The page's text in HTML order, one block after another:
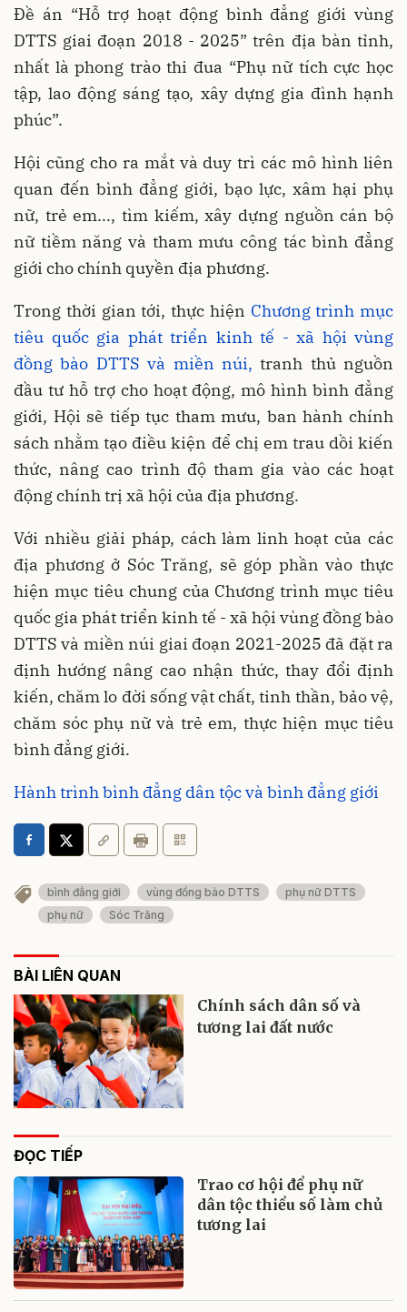
Đề án “Hỗ trợ hoạt động bình đẳng giới vùng
DTTS giai đoạn 2018 - 2025” trên địa bàn tỉnh,
nhất là phong trào thi đua “Phụ nữ tích cực học
tập, lao động sáng tạo, xây dựng gia đình hạnh
phúc”.
Hội cũng cho ra mắt và duy trì các mô hình liên
quan đến bình đẳng giới, bạo lực, xâm hại phụ
nữ, trẻ em..., tìm kiếm, xây dựng nguồn cán bộ
nữ tiềm năng và tham mưu công tác bình đẳng
giới cho chính quyền địa phương.
Trong thời gian tới, thực hiện Chương trình mục
tiêu quốc gia phát triển kinh tế - xã hội vùng
đồng bào DTTS và miền núi, tranh thủ nguồn
đầu tư hỗ trợ cho hoạt động, mô hình bình đẳng
giới, Hội sẽ tiếp tục tham mưu, ban hành chính
sách nhằm tạo điều kiện để chị em trau dồi kiến
thức, nâng cao trình độ tham gia vào các hoạt
động chính trị xã hội của địa phương.
Với nhiều giải pháp, cách làm linh hoạt của các
địa phương ở Sóc Trăng, sẽ góp phần vào thực
hiện mục tiêu chung của Chương trình mục tiêu
quốc gia phát triển kinh tế - xã hội vùng đồng bào
DTTS và miền núi giai đoạn 2021-2025 đã đặt ra
định hướng nâng cao nhận thức, thay đổi định
kiến, chăm lo đời sống vật chất, tinh thần, bảo vệ,
chăm sóc phụ nữ và trẻ em, thực hiện mục tiêu
bình đẳng giới.
Hành trình bình đẳng dân tộc và bình đẳng giới
bình đẳng giới vùng đồng bào DTTS
phụ nữ DTTS
phụ nữ
Sóc Trăng
BÀI LIÊN QUAN
Chính sách dân số và
tương lai đất nước
ĐỌC TIẾP
Trao cơ hội để phụ nữ
dân tộc thiểu số làm chủ
tương lai